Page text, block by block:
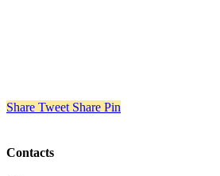
Share Tweet Share Pin
Contacts